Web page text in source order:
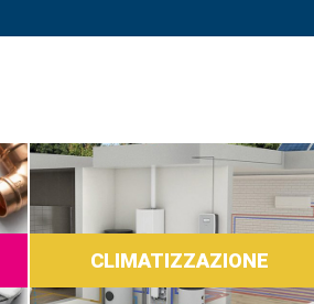
CLIMATIZZAZIONE